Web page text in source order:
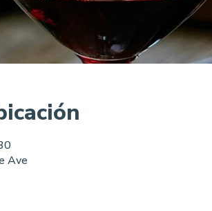
Ave